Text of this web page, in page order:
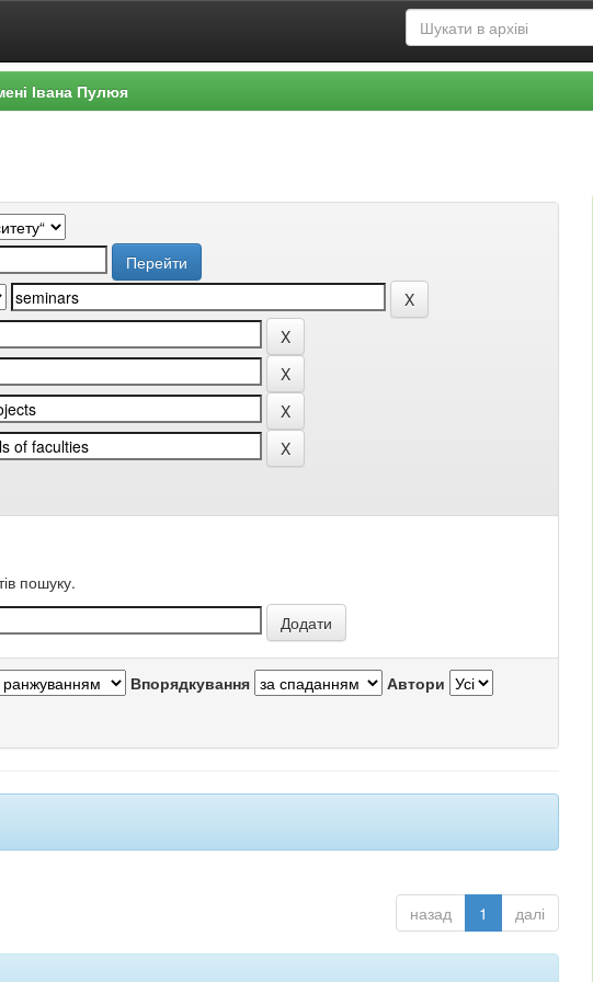
Івана Пулюя
пошуку.
Впорядкування Автори
назад 1 далі